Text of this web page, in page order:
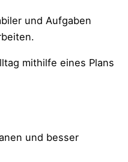
und Aufgaben
und besser